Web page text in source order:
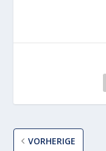
VORHERIGE